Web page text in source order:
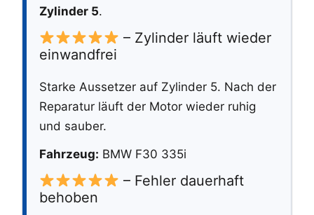
Zylinder 5.
– Zylinder läuft wieder
einwandfrei
Starke Aussetzer auf Zylinder 5. Nach der
Reparatur läuft der Motor wieder ruhig
und sauber.
Fahrzeug: BMW F30 335i
– Fehler dauerhaft
behoben